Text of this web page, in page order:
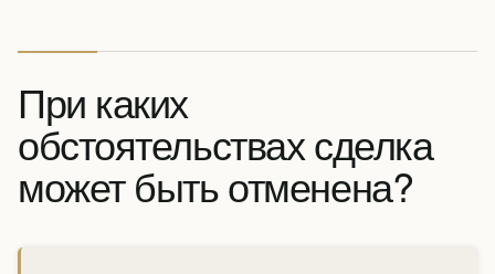
При каких
обстоятельствах сделка
может быть отменена?